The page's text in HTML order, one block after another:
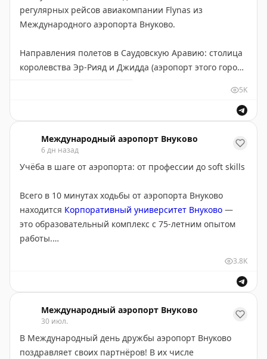
С днем ВДВ, десантники!
В автобусах, доставляющих пассажиров к бортам,
Желаем хорошего полёта!
регулярных рейсов авиакомпании Flynas из
Международного аэропорта Внуково.
Направления полетов в Саудовскую Аравию: столица
королевства Эр-Рияд и Джидда (аэропорт этого города
За этот период перевозчик выполнил более 300
рейсов, обслужив свыше 42 тысяч пассажиров на
самолетах Airbus A320neo.
Международном аэропорту имени Короля Халида в
Эр-Рияде. Флот авиакомпании включает воздушные
суда Airbus A320-200, Airbus A320 Neo, Airbus A321-
200, Airbus A330-200 и Airbus A330-300.
сотрудничества и желает дальнейшего развития
маршрутной сети, роста пассажиропотока и новых
совместных достижений.
5K
Международный аэропорт Внуково
6 дн назад
Учёба в шаге от аэропорта: от профессии до soft skills
Всего в 10 минутах ходьбы от аэропорта Внуково
находится Корпоративный университет Внуково —
это образовательный комплекс с 75-летним опытом
работы.
Университет предлагает широкий выбор программ:
повышения квалификации для пилотов, штурманов,
бортинженеров, бортрадистов и
инженерно‑технического персонала. В числе
популярных направлений — транспортная
безопасность, перевозка опасных грузов, охрана
3.8K
Международный аэропорт Внуково
30 июл.
В Международный день дружбы аэропорт Внуково
поздравляет своих партнёров! В их числе